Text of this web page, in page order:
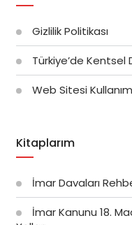
Gizlilik Politikası
Türkiye’de Kentsel
Web Sitesi
Kitaplarım
İmar Davaları
İmar Kanunu 18.